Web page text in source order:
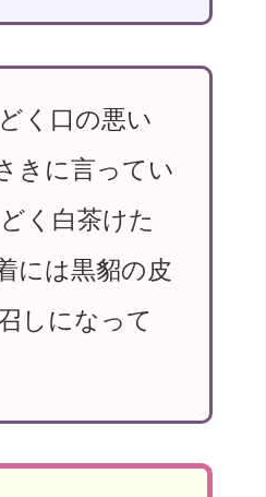
く口の悪い
きに言ってい
く白茶けた
には黒貂の皮
しになって